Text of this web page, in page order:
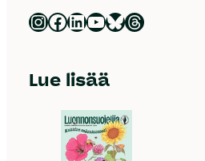
Luonnonsuojeluliitto Instagramissa Luonnonsuojeluliitto Facebookissa Luonnonsuojeluliitto LinkedInissä Luonnonsuojeluliiton YouTube-kanava Luonnonsuojeluliitto Blueskyssa Luonnonsuojeluliitto Threadsissa
Lue lisää